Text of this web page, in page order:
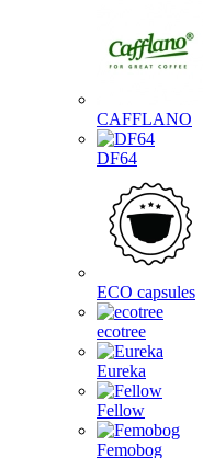
CAFFLANO
DF64
ECO capsules
ecotree
Eureka
Fellow
Femobog